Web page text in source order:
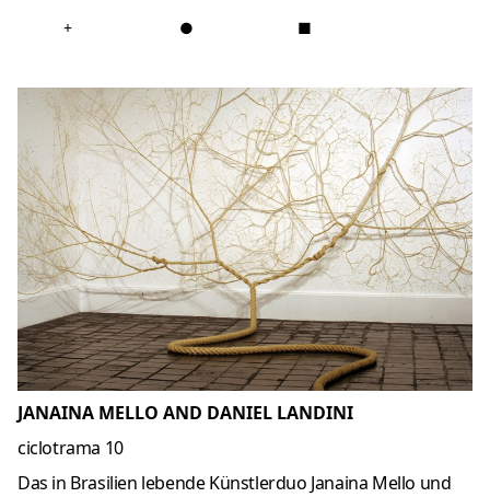
+ ● ■
JANAINA MELLO AND DANIEL LANDINI
ciclotrama 10
Das in Brasilien lebende Künstlerduo Janaina Mello und